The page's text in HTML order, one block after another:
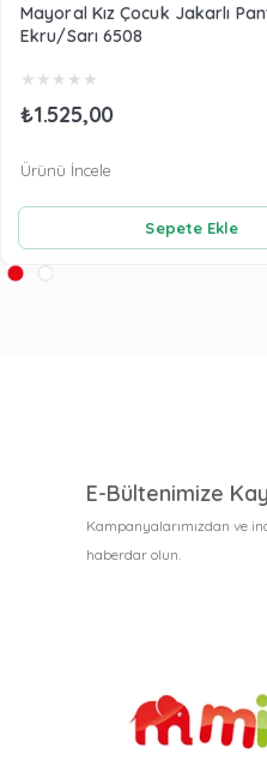
Mayoral Kız Çocuk Jakarlı
Ekru/Sarı 6508
★ ★ ★ ★ ★
₺1.525,00
Sepete Ekle
Ürünü İncele
E-Bültenimize
Kampanyalarımızdan ve
haberdar olun.